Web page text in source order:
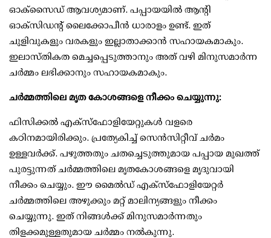
ഓക്‌സൈഡ് ആവശ്യമാണ്. പപ്പായയില്‍ ആന്റി
ഓക്‌സിഡന്റ് ലൈക്കോപീന്‍ ധാരാളം ഉണ്ട്. ഇത്
ചുളിവുകളും വരകളും ഇല്ലാതാക്കാന്‍ സഹായകമാകും.
ഇലാസ്തികത മെച്ചപ്പെടുത്താനും അത് വഴി മിനുസമാര്‍ന്ന
ചര്‍മ്മം ലഭിക്കാനും സഹായകമാകും.
ചര്‍മ്മത്തിലെ മൃത കോശങ്ങളെ നീക്കം ചെയ്യുന്നു:
ഫിസിക്കല്‍ എക്‌സ്‌ഫോളിയേറ്റുകള്‍ വളരെ
കഠിനമായിരിക്കും. പ്രത്യേകിച്ച് സെന്‍സിറ്റീവ് ചര്‍മം
ഉള്ളവര്‍ക്ക്. പഴുത്തതും ചതച്ചെടുത്തുമായ പപ്പായ മുഖത്ത്
പുരട്ടുന്നത് ചര്‍മ്മത്തിലെ മൃതകോശങ്ങളെ മൃദുവായി
നീക്കം ചെയ്യും. ഈ മൈല്‍ഡ് എക്‌സ്‌ഫോളിയേറ്റര്‍
ചര്‍മ്മത്തിലെ അഴുക്കും മറ്റ് മാലിന്യങ്ങളും നീക്കം
ചെയ്യുന്നു. ഇത് നിങ്ങള്‍ക്ക് മിനുസമാര്‍ന്നതും
തിളക്കമുള്ളതുമായ ചര്‍മ്മം നല്‍കുന്നു.